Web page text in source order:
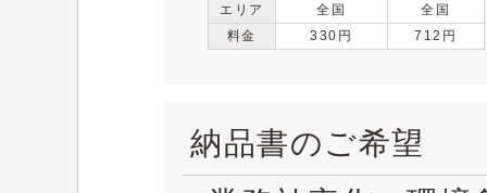
エリア
全国
全国
料金
330円 712円
納品書のご希望